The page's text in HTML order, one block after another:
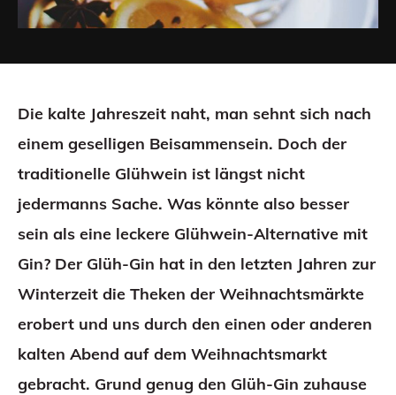
Die kalte Jahreszeit naht, man sehnt sich nach
einem geselligen Beisammensein. Doch der
traditionelle Glühwein ist längst nicht
jedermanns Sache. Was könnte also besser
sein als eine leckere Glühwein-Alternative mit
Gin? Der Glüh-Gin hat in den letzten Jahren zur
Winterzeit die Theken der Weihnachtsmärkte
erobert und uns durch den einen oder anderen
kalten Abend auf dem Weihnachtsmarkt
gebracht. Grund genug den Glüh-Gin zuhause